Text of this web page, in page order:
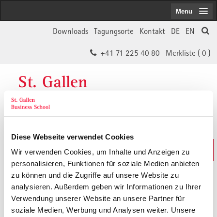
Diese Webseite verwendet Cookies
Wir verwenden Cookies, um Inhalte und Anzeigen zu
personalisieren, Funktionen für soziale Medien anbieten
zu können und die Zugriffe auf unsere Website zu
analysieren. Außerdem geben wir Informationen zu Ihrer
Verwendung unserer Website an unsere Partner für
soziale Medien, Werbung und Analysen weiter. Unsere
EN
DE
Kontakt
Tagungsorte
Downloads
Merkliste ( 0 )
+41 71 225 40 80
St. Gallen
Business School
Weiterbildungs-Suche
In 30 Sekunden das Passende finden
Menu
Der von Ihnen gesuchte Inhalt ist